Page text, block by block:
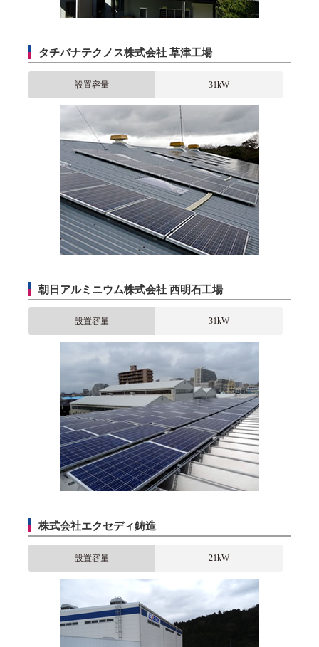
タチバナテクノス株式会社 草津工場
設置容量 31kW
朝日アルミニウム株式会社 西明石工場
設置容量 31kW
株式会社エクセディ鋳造
設置容量 21kW